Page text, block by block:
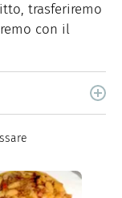
trasferiremo
con il
passo passo.